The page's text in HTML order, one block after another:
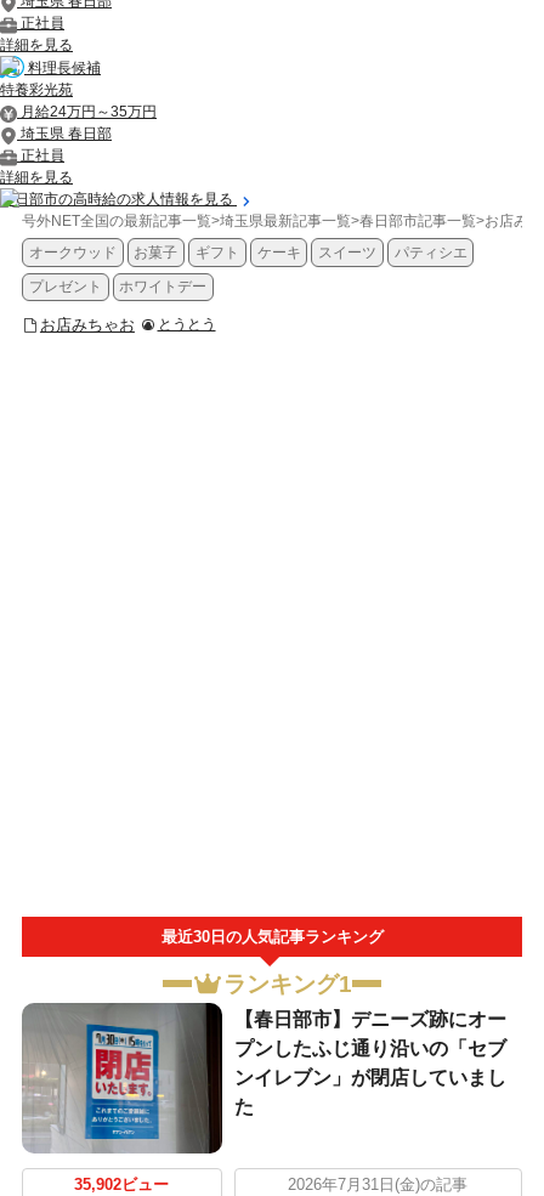
正社員
詳細を見る
料理長候補
特養彩光苑
月給24万円～35万円
埼玉県 春日部
正社員
詳細を見る
春日部市の高時給の求人情報を見る
号外NET全国の最新記事一覧>埼玉県最新記事一覧>春日部市記事一覧>お店み
オークウッド
お菓子 ギフト ケーキ スイーツ パティシエ
プレゼント ホワイトデー
お店みちゃお とうとう
最近30日の人気記事ランキング
ランキング1
【春日部市】デニーズ跡にオー
プンしたふじ通り沿いの「セブ
ンイレブン」が閉店していまし
た
35,902ビュー 2026年7月31日(金)の記事